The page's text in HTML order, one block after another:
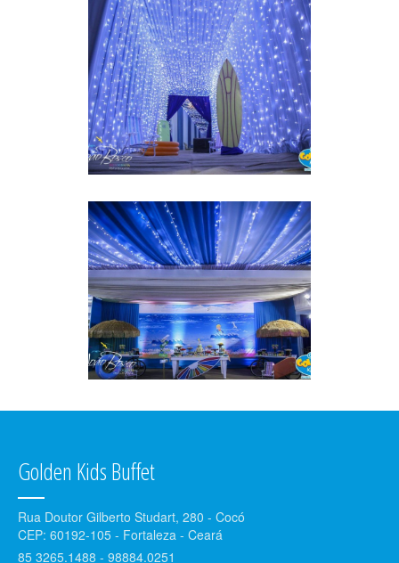
Golden Kids Buffet
Rua Doutor Gilberto Studart, 280 - Cocó
CEP: 60192-105 - Fortaleza - Ceará
85 3265.1488 - 98884.0251